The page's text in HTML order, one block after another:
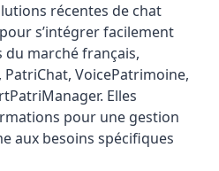
récentes de chat
s’intégrer facilement
du marché français,
PatriChat, VoicePatrimoine,
Elles
pour une gestion
aux besoins spécifiques